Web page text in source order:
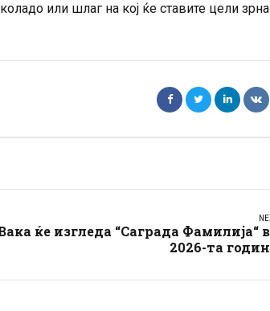
или шлаг на кој ќе ставите цели зрна
ќе изгледа “Саграда Фамилија“
2026-та